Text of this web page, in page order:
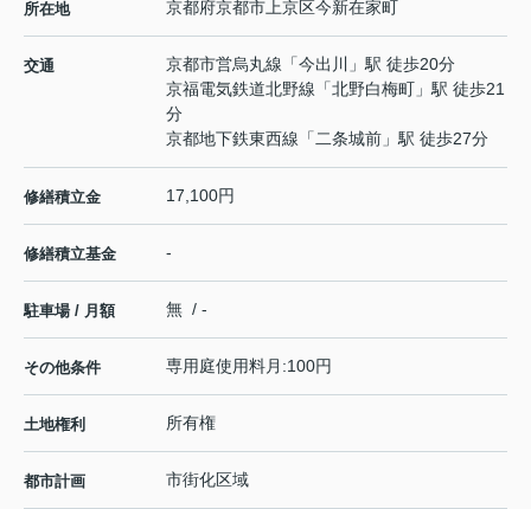
所在地 京都府京都市上京区今新在家町
交通 京都市営烏丸線 「今出川
」駅 徒歩20分
京福電気鉄道北野線 「北野白梅町 」駅 徒歩21
分
京都地下鉄東西線 「 二条城前 」駅 徒歩27分
修繕積立金 17,100円
修繕積立基金 -
駐車場 / 月額 無 / -
その他条件 専用庭使用料月:100円
土地権利 所有権
都市計画 市街化区域